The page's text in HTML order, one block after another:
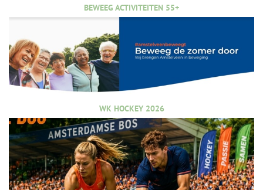
BEWEEG ACTIVITEITEN 55+
WK HOCKEY 2026